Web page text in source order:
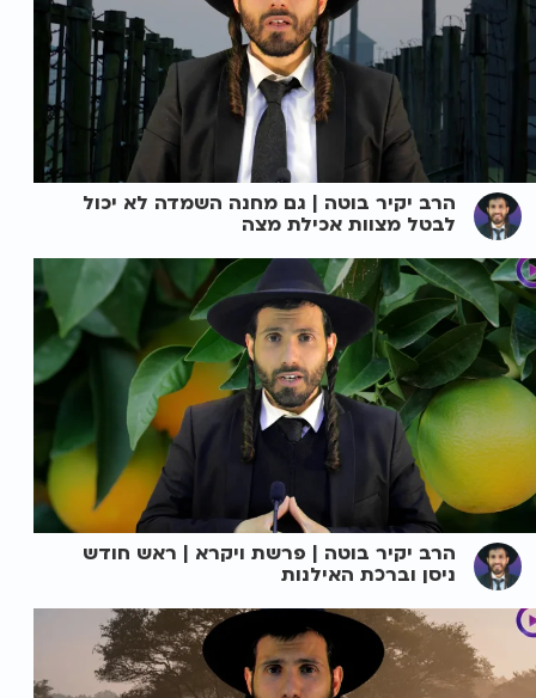
הרב יקיר בוטה | גם מחנה השמדה לא יכול
לבטל מצוות אכילת מצה
הרב יקיר בוטה | פרשת ויקרא | ראש חודש
ניסן וברכת האילנות